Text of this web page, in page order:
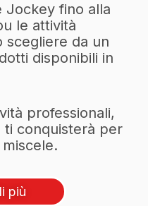
Jockey fino alla
le attività
scegliere da un
disponibili in
professionali,
ti conquisterà per
più